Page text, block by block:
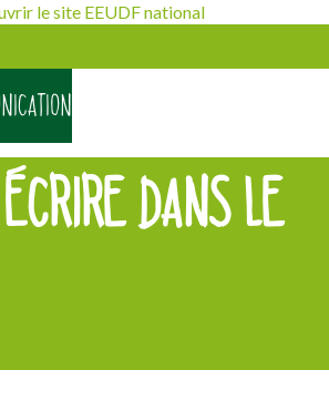
le site EEUDF national
DANS LE